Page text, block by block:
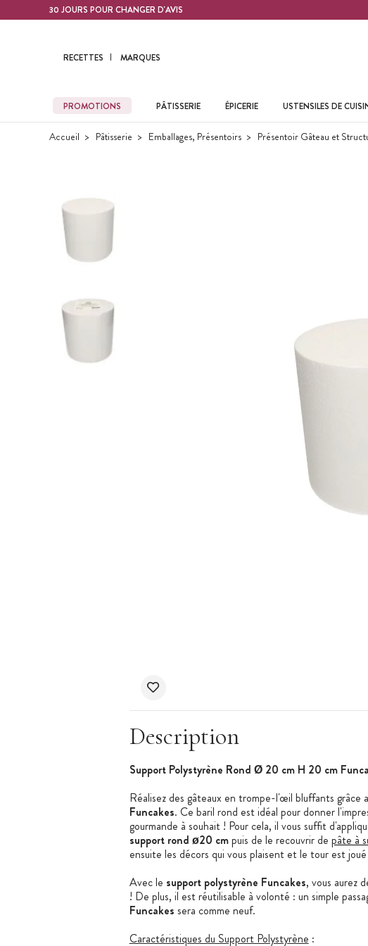
Contenu principal30 JOURS POUR CHANGER D'AVIS
RECETTES MARQUES
PROMOTIONS PÂTISSERIE ÉPICERIE USTENSILES DE
Accueil Pâtisserie Emballages, Présentoirs Présentoir Gâteau et
Description
Support Polystyrène Rond Ø 20 cm H 20 cm
Réalisez des gâteaux en trompe-l'œil bluffants grâce
Funcakes. Ce baril rond est idéal pour donner
gourmande à souhait ! Pour cela, il vous suffit
support rond ø20 cmpuis de le recouvrir de pâte à
ensuite les décors qui vous plaisent et le tour est
Avec le support polystyrène Funcakes, vous aurez
! De plus, il est réutilisable à volonté : un simple
Funcakes sera comme neuf.
Caractéristiques du Support Polystyrène :